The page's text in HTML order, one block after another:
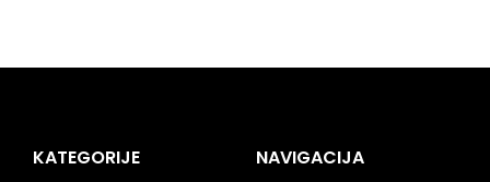
KATEGORIJE NAVIGACIJA